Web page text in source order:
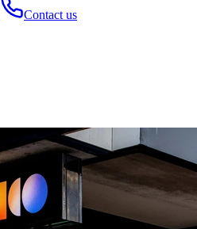
Contact us